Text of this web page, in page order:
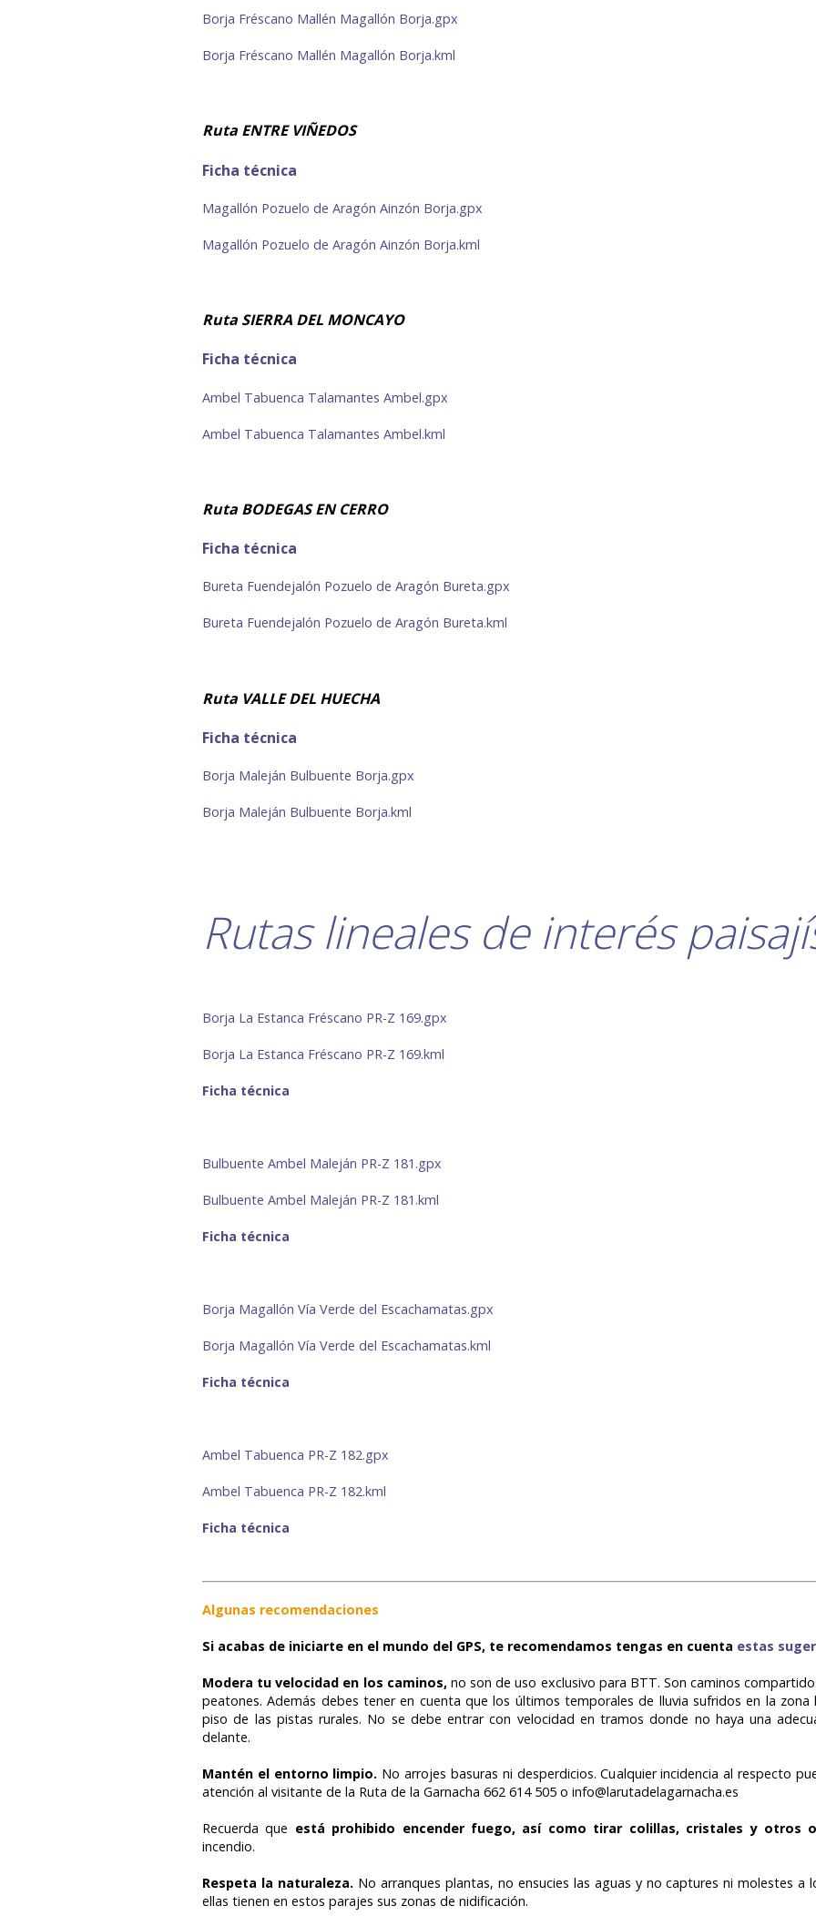
Borja Fréscano Mallén Magallón Borja.gpx
Borja Fréscano Mallén Magallón Borja.kml
Ruta ENTRE VIÑEDOS
Ficha técnica
Magallón Pozuelo de Aragón Ainzón Borja.gpx
Magallón Pozuelo de Aragón Ainzón Borja.kml
Ruta SIERRA DEL MONCAYO
Ficha técnica
Ambel Tabuenca Talamantes Ambel.gpx
Ambel Tabuenca Talamantes Ambel.kml
Ruta BODEGAS EN CERRO
Ficha técnica
Bureta Fuendejalón Pozuelo de Aragón Bureta.gpx
Bureta Fuendejalón Pozuelo de Aragón Bureta.kml
Ruta VALLE DEL HUECHA
Ficha técnica
Borja Maleján Bulbuente Borja.gpx
Borja Maleján Bulbuente Borja.kml
Rutas lineales de interés
Borja La Estanca Fréscano PR-Z 169.gpx
Borja La Estanca Fréscano PR-Z 169.kml
Ficha técnica
Bulbuente Ambel Maleján PR-Z 181.gpx
Bulbuente Ambel Maleján PR-Z 181.kml
Ficha técnica
Borja Magallón Vía Verde del Escachamatas.gpx
Borja Magallón Vía Verde del Escachamatas.kml
Ficha técnica
Ambel Tabuenca PR-Z 182.gpx
Ambel Tabuenca PR-Z 182.kml
Ficha técnica
Algunas recomendaciones
Si acabas de iniciarte en el mundo del GPS, te recomendamos tengas en cuenta estas
Modera tu velocidad en los caminos, no son de uso exclusivo para BTT. Son caminos
peatones. Además debes tener en cuenta que los últimos temporales de lluvia sufridos en la zona
piso de las pistas rurales. No se debe entrar con velocidad en tramos donde no haya una
delante.
Mantén el entorno limpio. No arrojes basuras ni desperdicios. Cualquier incidencia al respecto
atención al visitante de la Ruta de la Garnacha 662 614 505 o info@larutadelagarnacha.es
Recuerda que está prohibido encender fuego, así como tirar colillas, cristales y otros
incendio.
Respeta la naturaleza. No arranques plantas, no ensucies las aguas y no captures ni molestes a
ellas tienen en estos parajes sus zonas de nidificación.